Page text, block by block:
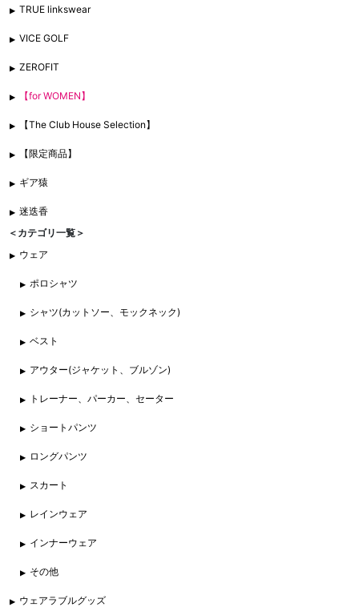
TRUE linkswear
VICE GOLF
ZEROFIT
【for WOMEN】
【The Club House Selection】
【限定商品】
ギア猿
迷迭香
＜カテゴリ一覧＞
ウェア
ポロシャツ
シャツ(カットソー、モックネック)
ベスト
アウター(ジャケット、ブルゾン)
トレーナー、パーカー、セーター
ショートパンツ
ロングパンツ
スカート
レインウェア
インナーウェア
その他
ウェアラブルグッズ